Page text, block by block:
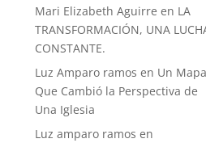
Mari Elizabeth Aguirre en LA
TRANSFORMACIÓN, UNA
CONSTANTE.
Luz Amparo ramos en Un
Que Cambió la Perspectiva de
Una Iglesia
Luz amparo ramos en